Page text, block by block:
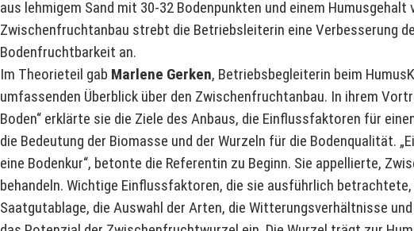
aus lehmigem Sand mit 30-32 Bodenpunkten und einem Humusgehalt
Zwischenfruchtanbau strebt die Betriebsleiterin eine Verbesserung
Bodenfruchtbarkeit an.
Im Theorieteil gab Marlene Gerken, Betriebsbegleiterin beim
umfassenden Überblick über den Zwischenfruchtanbau. In ihrem
Boden“ erklärte sie die Ziele des Anbaus, die Einflussfaktoren für
die Bedeutung der Biomasse und der Wurzeln für die Bodenqualität.
eine Bodenkur“, betonte die Referentin zu Beginn. Sie appellierte,
behandeln. Wichtige Einflussfaktoren, die sie ausführlich
Saatgutablage, die Auswahl der Arten, die Witterungsverhältnisse